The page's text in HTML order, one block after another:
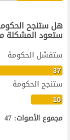
هل ستنجح
ستعود المشكلة
ستفشل الحكومة
37
ستنجح الحكومة
10
مجموع الأصوات: 47